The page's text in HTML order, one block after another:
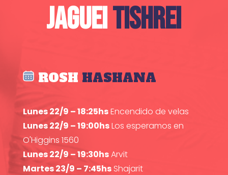
JAGUEITISHREI
ROSH HASHANA
Lunes 22/9 – 18:25hsEncendido de velas
Lunes 22/9 – 19:00hsLos esperamos en
O'Higgins 1560
Lunes 22/9 – 19:30hsArvit
Martes 23/9 – 7:45hsShajarit